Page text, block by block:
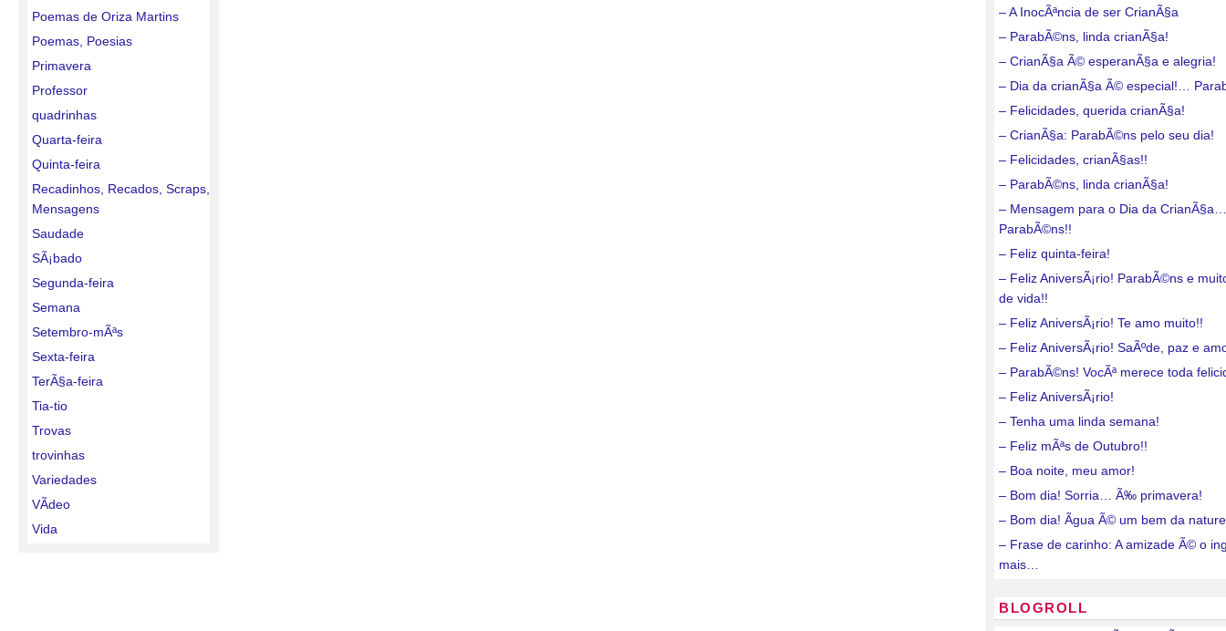
Poemas de Oriza Martins
Poemas, Poesias
Primavera
Professor
quadrinhas
Quarta-feira
Quinta-feira
Recadinhos, Recados, Scraps,
Mensagens
Saudade
SÃ¡bado
Segunda-feira
Semana
Setembro-mÃªs
Sexta-feira
TerÃ§a-feira
Tia-tio
Trovas
trovinhas
Variedades
VÃ­deo
Vida
– A InocÃªncia de ser CrianÃ§a
– ParabÃ©ns, linda crianÃ§a!
– CrianÃ§a Ã© esperanÃ§a e alegria!
– Dia da crianÃ§a Ã© especial!…
– Felicidades, querida crianÃ§a!
– CrianÃ§a: ParabÃ©ns pelo seu dia!
– Felicidades, crianÃ§as!!
– ParabÃ©ns, linda crianÃ§a!
– Mensagem para o Dia da CrianÃ§a…
ParabÃ©ns!!
– Feliz quinta-feira!
– Feliz AniversÃ¡rio! ParabÃ©ns e
de vida!!
– Feliz AniversÃ¡rio! Te amo muito!!
– Feliz AniversÃ¡rio! SaÃºde, paz e
– ParabÃ©ns! VocÃª merece toda
– Feliz AniversÃ¡rio!
– Tenha uma linda semana!
– Feliz mÃªs de Outubro!!
– Boa noite, meu amor!
– Bom dia! Sorria… Ã‰ primavera!
– Bom dia! Ãgua Ã© um bem da
– Frase de carinho: A amizade Ã© o
mais…
BLOGROLL